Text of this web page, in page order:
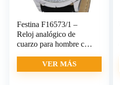
Festina F16573/1 –
Reloj analógico de
cuarzo para hombre con
VER MÁS